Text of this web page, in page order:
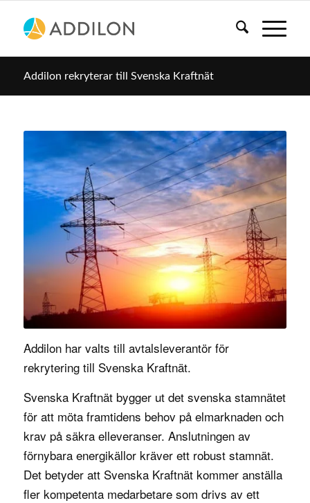
Addilon rekryterar till Svenska Kraftnät
Addilon har valts till avtalsleverantör för
rekrytering till Svenska Kraftnät.
Svenska Kraftnät bygger ut det svenska stamnätet
för att möta framtidens behov på elmarknaden och
krav på säkra elleveranser. Anslutningen av
förnybara energikällor kräver ett robust stamnät.
Det betyder att Svenska Kraftnät kommer anställa
fler kompetenta medarbetare som drivs av ett